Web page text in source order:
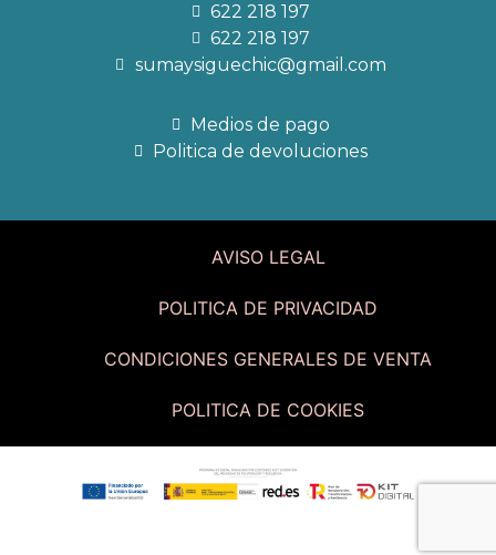
622 218 197
622 218 197
sumaysiguechic@gmail.com
Medios de pago
Politica de devoluciones
AVISO LEGAL
POLITICA DE PRIVACIDAD
CONDICIONES GENERALES DE VENTA
POLITICA DE COOKIES